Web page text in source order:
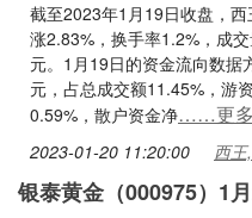
截至2023年1月19日收盘，
涨2.83%，换手率1.2%，成
元。1月19日的资金流向数
元，占总成交额11.45%，游
0.59%，散户资金净……更多
2023-01-20 11:20:00 西
银泰黄金（000975）1